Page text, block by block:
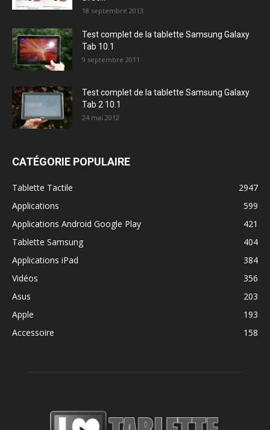
18 septembre 2013
Test complet de la tablette Samsung Galaxy
Tab 10.1
9 septembre 2011
Test complet de la tablette Samsung Galaxy
Tab 2 10.1
24 mai 2012
CATÉGORIE POPULAIRE
Tablette Tactile
2947
Applications
599
Applications Android Google Play
421
Tablette Samsung
404
Applications iPad
384
Vidéos
356
Asus
203
Apple
193
Accessoire
158